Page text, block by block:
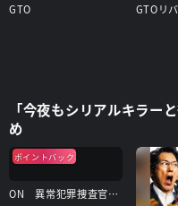
GTO GTOリ
「今夜もシリアルキラー
め
ポイントバック
ON 異常犯罪捜査官・藤堂比奈子